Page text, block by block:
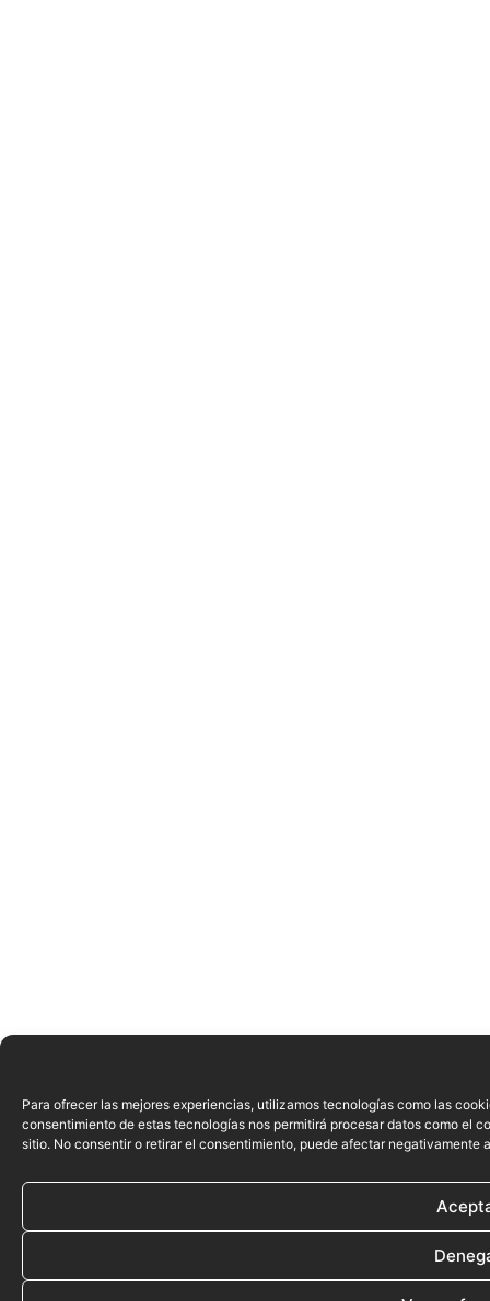
Para ofrecer las mejores experiencias, utilizamos tecnologías como las
consentimiento de estas tecnologías nos permitirá procesar datos como el
sitio. No consentir o retirar el consentimiento, puede afectar negativamente